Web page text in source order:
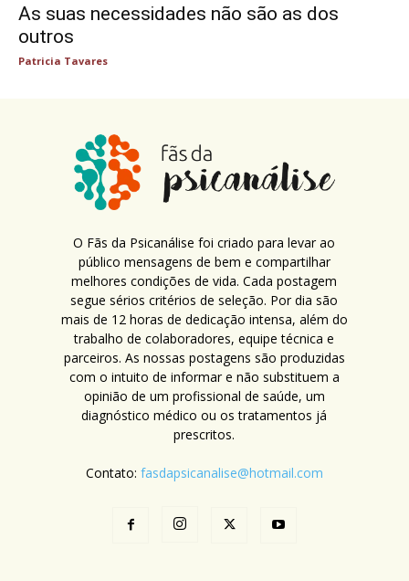
As suas necessidades não são as dos
outros
Patricia Tavares
O Fãs da Psicanálise foi criado para levar ao
público mensagens de bem e compartilhar
melhores condições de vida. Cada postagem
segue sérios critérios de seleção. Por dia são
mais de 12 horas de dedicação intensa, além do
trabalho de colaboradores, equipe técnica e
parceiros. As nossas postagens são produzidas
com o intuito de informar e não substituem a
opinião de um profissional de saúde, um
diagnóstico médico ou os tratamentos já
prescritos.
Contato: fasdapsicanalise@hotmail.com